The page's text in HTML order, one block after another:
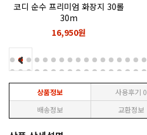
코디 순수 프리미엄 화장지 30롤
30m
16,950원
상품정보 사용후기 0
배송정보
교환정보